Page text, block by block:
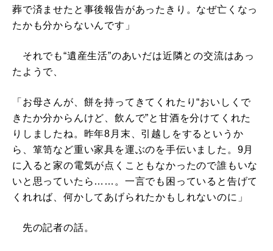
葬で済ませたと事後報告があったきり。なぜ亡くなっ
たかも分からないんです」
それでも“遺産生活”のあいだは近隣との交流はあっ
たようで、
「お母さんが、餅を持ってきてくれたり“おいしくで
きたか分からんけど、飲んで”と甘酒を分けてくれた
りしましたね。昨年8月末、引越しをするというか
ら、箪笥など重い家具を運ぶのを手伝いました。9月
に入ると家の電気が点くこともなかったので誰もいな
いと思っていたら……。一言でも困っていると告げて
くれれば、何かしてあげられたかもしれないのに」
先の記者の話。